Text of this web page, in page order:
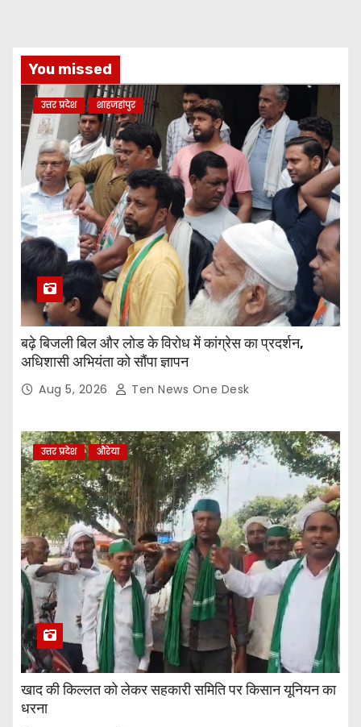
You missed
उत्तर प्रदेश शाहजहांपुर
बढ़े बिजली बिल और लोड के विरोध में कांग्रेस का प्रदर्शन,
अधिशासी अभियंता को सौंपा ज्ञापन
Aug 5, 2026 Ten News One Desk
उत्तर प्रदेश औरेया
खाद की किल्लत को लेकर सहकारी समिति पर किसान यूनियन का
धरना